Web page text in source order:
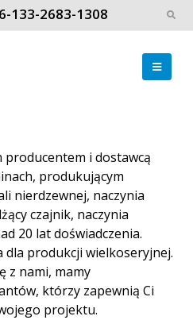
133-2683-1308
producentem i dostawcą
produkującym
nierdzewnej, naczynia
czajnik, naczynia
20 lat doświadczenia.
dla produkcji wielkoseryjnej.
z nami, mamy
którzy zapewnią Ci
projektu.